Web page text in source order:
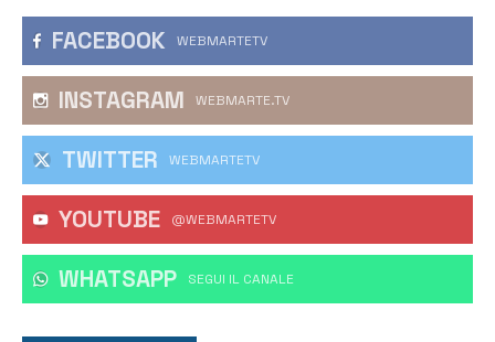
FACEBOOK WEBMARTETV
INSTAGRAM WEBMARTE.TV
TWITTER WEBMARTETV
YOUTUBE @WEBMARTETV
WHATSAPP ‎SEGUI IL CANALE